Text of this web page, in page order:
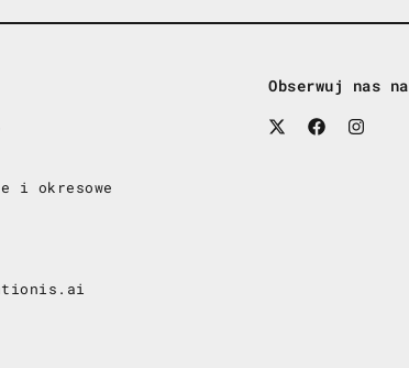
i okresowe
Obserwuj nas na